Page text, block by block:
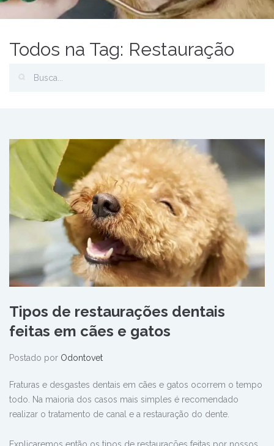
Todos na Tag: Restauração
Tipos de restaurações dentais
feitas em cães e gatos
Postado por Odontovet
Fraturas e desgastes dentais em cães e gatos ocorrem o tempo
todo. Na maioria dos casos mais simples é recomendado
realizar o tratamento de canal e a restauração do dente.